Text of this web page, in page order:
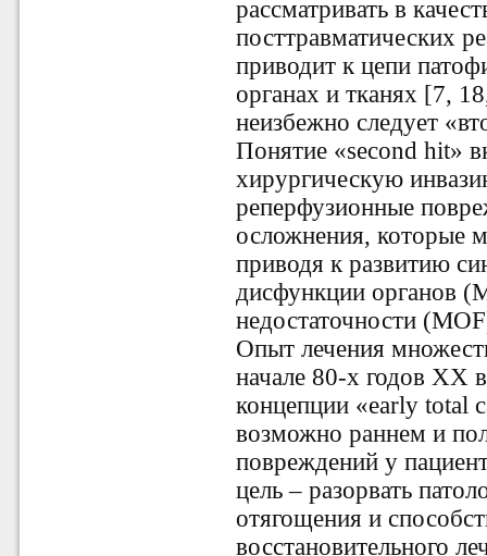
рассматривать в
посттравматических
приводит к цепи
органах и тканях [7,
неизбежно следует
Понятие «second hit»
хирургическую
реперфузионные
осложнения, которые
приводя к развитию
дисфункции органов
недостаточности
Опыт лечения
начале 80-х годов ХХ
концепции «eаrly total
возможно раннем и
повреждений у
цель – разорвать
отягощения и
восстановительного